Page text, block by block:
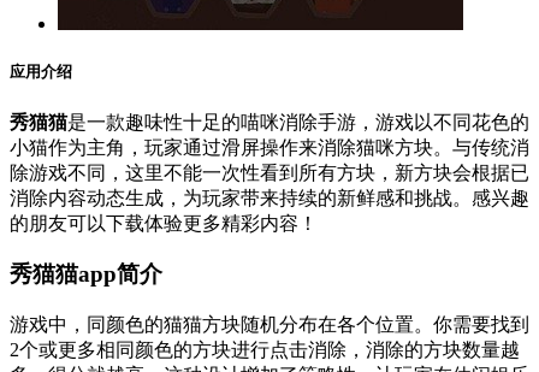
应用介绍
秀猫猫是一款趣味性十足的喵咪消除手游，游戏以不同花色的
小猫作为主角，玩家通过滑屏操作来消除猫咪方块。与传统消
除游戏不同，这里不能一次性看到所有方块，新方块会根据已
消除内容动态生成，为玩家带来持续的新鲜感和挑战。感兴趣
的朋友可以下载体验更多精彩内容！
秀猫猫app简介
游戏中，同颜色的猫猫方块随机分布在各个位置。你需要找到
2个或更多相同颜色的方块进行点击消除，消除的方块数量越